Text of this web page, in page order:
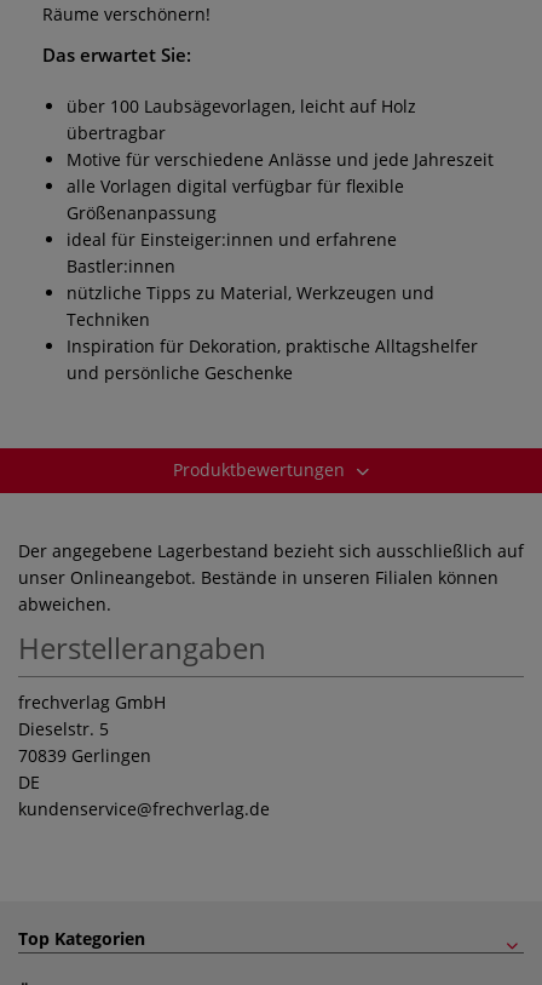
Räume verschönern!
Das erwartet Sie:
über 100 Laubsägevorlagen, leicht auf Holz
übertragbar
Motive für verschiedene Anlässe und jede Jahreszeit
alle Vorlagen digital verfügbar für flexible
Größenanpassung
ideal für Einsteiger:innen und erfahrene
Bastler:innen
nützliche Tipps zu Material, Werkzeugen und
Techniken
Inspiration für Dekoration, praktische Alltagshelfer
und persönliche Geschenke
Produktbewertungen
Der angegebene Lagerbestand bezieht sich ausschließlich auf
unser Onlineangebot. Bestände in unseren Filialen können
abweichen.
Herstellerangaben
frechverlag GmbH
Dieselstr. 5
70839 Gerlingen
DE
kundenservice@frechverlag.de
Top Kategorien